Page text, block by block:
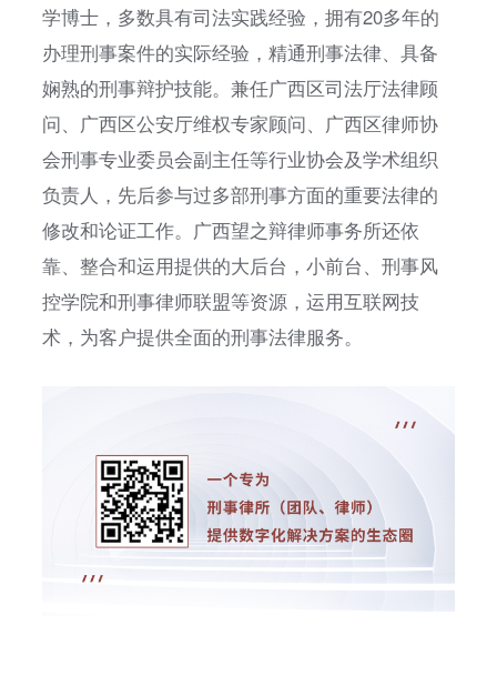
学博士，多数具有司法实践经验，拥有20多年的
办理刑事案件的实际经验，精通刑事法律、具备
娴熟的刑事辩护技能。兼任广西区司法厅法律顾
问、广西区公安厅维权专家顾问、广西区律师协
会刑事专业委员会副主任等行业协会及学术组织
负责人，先后参与过多部刑事方面的重要法律的
修改和论证工作。广西望之辩律师事务所还依
靠、整合和运用提供的大后台，小前台、刑事风
控学院和刑事律师联盟等资源，运用互联网技
术，为客户提供全面的刑事法律服务。